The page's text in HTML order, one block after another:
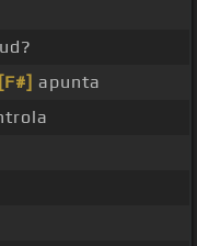
[F#] apunta